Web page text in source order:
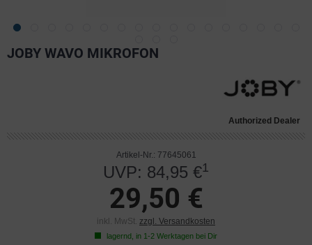
JOBY WAVO MIKROFON
Authorized Dealer
Artikel-Nr.: 77645061
UVP: 84,95 €1
29,50 €
inkl. MwSt. zzgl. Versandkosten
lagernd, in 1-2 Werktagen bei Dir